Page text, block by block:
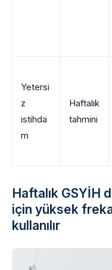
Yetersi
z
istihda
m
Haftalık
tahmini
Haftalık GSYİH
için yüksek
kullanılır